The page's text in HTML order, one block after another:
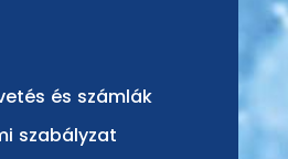
és számlák
szabályzat